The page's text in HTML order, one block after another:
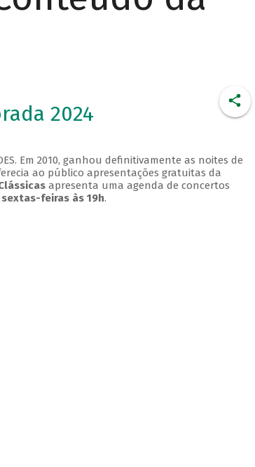
2024
Em 2010, ganhou definitivamente as noites de
ao público apresentações gratuitas da
apresenta uma agenda de concertos
sextas-feiras às 19h.